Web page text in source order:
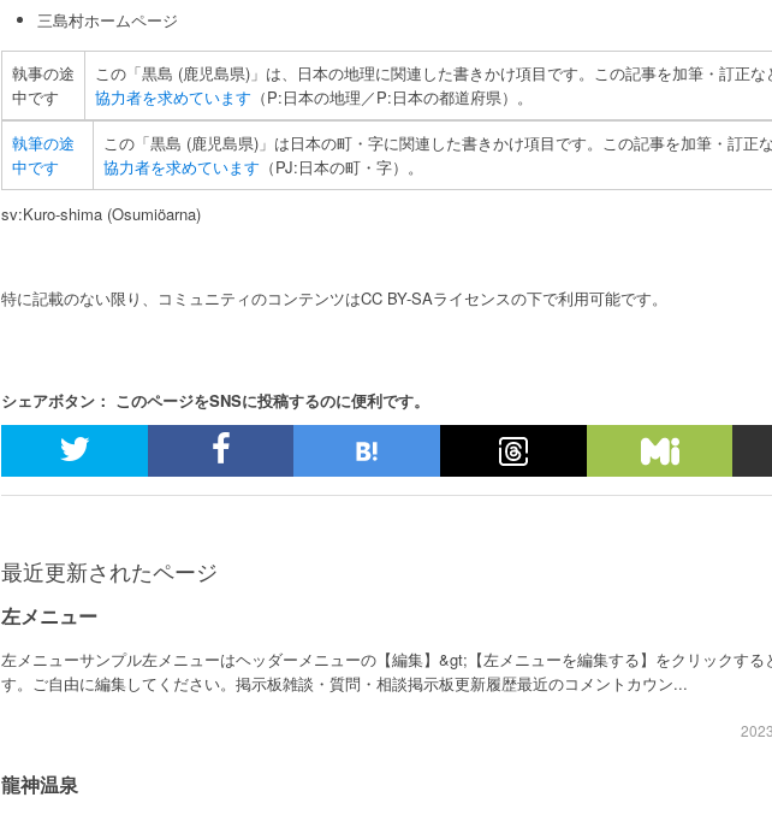
三島村ホームページ
執事の途
中です
この「黒島 (鹿児島県)」は、日本の地理に関連した書きかけ項目です。この記事を加筆・訂正な
協力者を求めています （P:日本の地理／P:日本の都道府県）。
執筆の途
中です
この「黒島 (鹿児島県)」は日本の町・字に関連した書きかけ項目です。この記事を加筆・訂正
協力者を求めています （PJ:日本の町・字）。
sv:Kuro-shima (Osumiöarna)
特に記載のない限り、コミュニティのコンテンツはCC BY-SAライセンスの下で利用可能です。
シェアボタン： このページをSNSに投稿するのに便利です。
最近更新されたページ
左メニュー
左メニューサンプル左メニューはヘッダーメニューの【編集】&gt;【左メニューを編集する】をクリックする
す。ご自由に編集してください。掲示板雑談・質問・相談掲示板更新履歴最近のコメントカウン...
龍神温泉